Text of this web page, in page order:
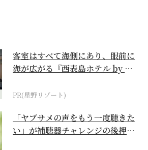
客室はすべて海側にあり、眼前に
海が広がる『西表島ホテル by 星
PR(星野リゾート)
「ヤブサメの声をもう一度聴きた
い」が補聴器チャレンジの後押し